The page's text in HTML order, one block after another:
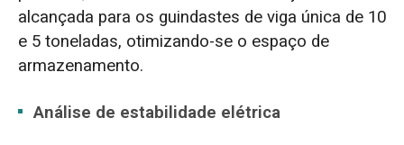
alcançada para os guindastes de viga única de 10
e 5 toneladas, otimizando-se o espaço de
armazenamento.
Análise de estabilidade elétrica